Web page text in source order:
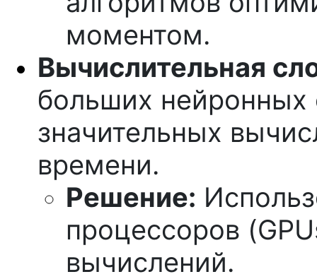
моментом.
Вычислительная
больших нейронных
значительных
времени.
Решение:
процессоров
вычислений.